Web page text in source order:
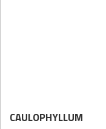
CAULOPHYLLUM